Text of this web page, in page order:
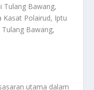
Tulang Bawang,
Kasat Polairud, Iptu
Bawang,
utama dalam